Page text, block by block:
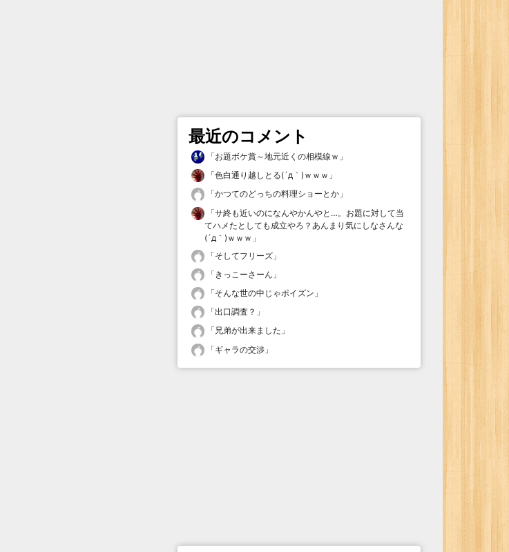
最近のコメント
「お題ボケ賞～地元近くの相模線ｗ 」
「色白通り越しとる(´д｀)ｗｗｗ 」
「かつてのどっちの料理ショーとか 」
「サ終も近いのになんやかんやと…。お題に対して当
てハメたとしても成立やろ？あんまり気にしなさんな
(´д｀)ｗｗｗ 」
「そしてフリーズ 」
「 きっこーさーん 」
「そんな世の中じゃポイズン 」
「出口調査？ 」
「 兄弟が出来ました 」
「ギャラの交渉 」